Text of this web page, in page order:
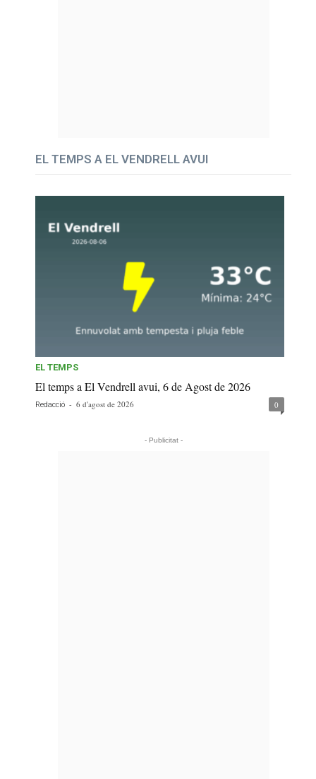
EL TEMPS A EL VENDRELL AVUI
EL TEMPS
El temps a El Vendrell avui, 6 de Agost de 2026
Redacció - 6 d'agost de 2026 0
- Publicitat -